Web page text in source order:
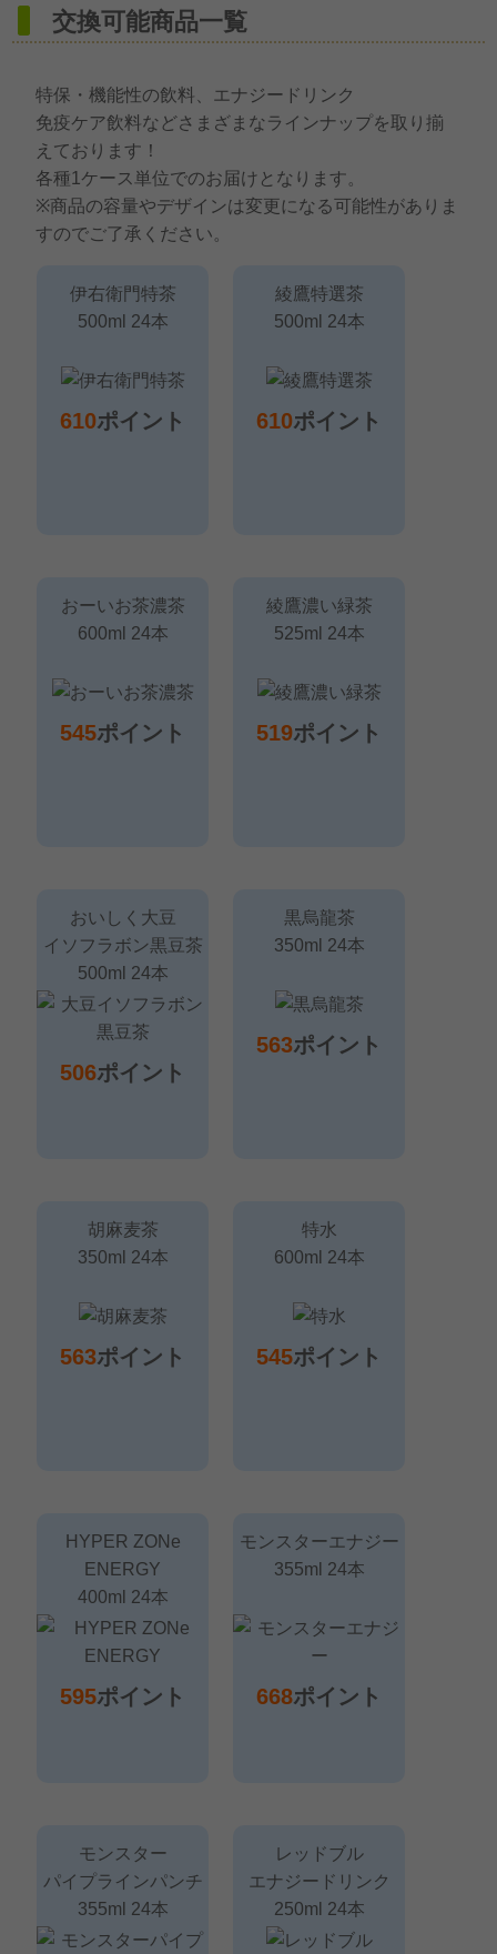
交換可能商品一覧
特保・機能性の飲料、エナジードリンク
免疫ケア飲料などさまざまなラインナップを取り揃
えております！
各種1ケース単位でのお届けとなります。
※商品の容量やデザインは変更になる可能性がありま
すのでご了承ください。
伊右衛門特茶
500ml 24本
610ポイント
綾鷹特選茶
500ml 24本
610ポイント
おーいお茶濃茶
600ml 24本
545ポイント
綾鷹濃い緑茶
525ml 24本
519ポイント
おいしく大豆
イソフラボン黒豆茶
500ml 24本
506ポイント
黒烏龍茶
350ml 24本
563ポイント
胡麻麦茶
350ml 24本
563ポイント
特水
600ml 24本
545ポイント
HYPER ZONe
ENERGY
400ml 24本
595ポイント
モンスターエナジー
355ml 24本
668ポイント
モンスター
パイプラインパンチ
355ml 24本
レッドブル
エナジードリンク
250ml 24本